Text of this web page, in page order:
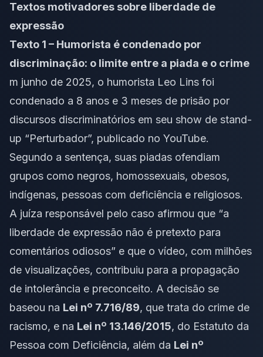
Textos motivadores sobre liberdade de
expressão
Texto 1 – Humorista é condenado por
discriminação: o limite entre a piada e o crime
m junho de 2025, o humorista Leo Lins foi
condenado a 8 anos e 3 meses de prisão por
discursos discriminatórios em seu show de stand-
up “Perturbador”, publicado no YouTube.
Segundo a sentença, suas piadas ofendiam
grupos como negros, homossexuais, obesos,
indígenas, pessoas com deficiência e religiosos.
A juíza responsável pelo caso afirmou que “a
liberdade de expressão não é pretexto para
comentários odiosos” e que o vídeo, com milhões
de visualizações, contribuiu para a propagação
de intolerância e preconceito. A decisão se
baseou na Lei nº 7.716/89, que trata do crime de
racismo, e na Lei nº 13.146/2015, do Estatuto da
Pessoa com Deficiência, além da Lei nº